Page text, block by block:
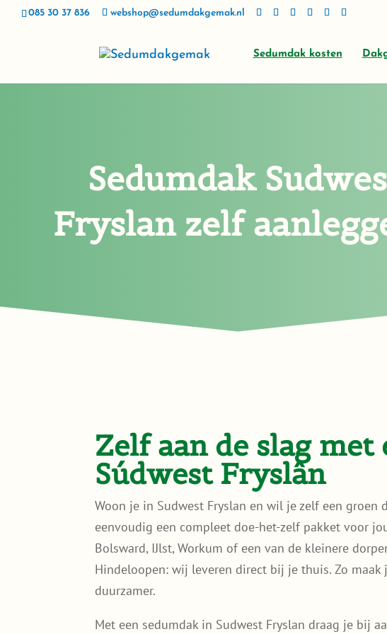
085 30 37 836 webshop@sedumdakgemak.nl
Sedumdak kosten
Sedumdak
Fryslan zelf
Zelf aan de slag
Súdwest Fryslân
Woon je in Sudwest Fryslan en wil je zelf een groen
eenvoudig een compleet doe-het-zelf pakket voor
Bolsward, IJlst, Workum of een van de kleinere
Hindeloopen: wij leveren direct bij je thuis. Zo
duurzamer.
Met een sedumdak in Sudwest Fryslan draag je bij